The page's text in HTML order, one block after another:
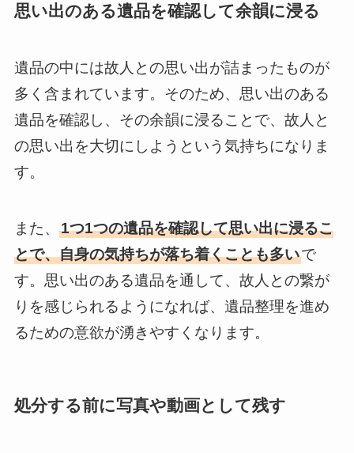
思い出のある遺品を確認して余韻に浸る
遺品の中には故人との思い出が詰まったものが
多く含まれています。そのため、思い出のある
遺品を確認し、その余韻に浸ることで、故人と
の思い出を大切にしようという気持ちになりま
す。
また、 1つ1つの遺品を確認して思い出に浸るこ
とで、自身の気持ちが落ち着くことも多いで
す。思い出のある遺品を通して、故人との繋が
りを感じられるようになれば、遺品整理を進め
るための意欲が湧きやすくなります。
処分する前に写真や動画として残す